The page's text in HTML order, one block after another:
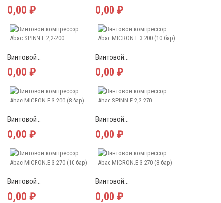
0,00 ₽ 0,00 ₽
Винтовой...
0,00 ₽
Винтовой...
0,00 ₽
Винтовой...
0,00 ₽
Винтовой...
0,00 ₽
Винтовой...
0,00 ₽
Винтовой...
0,00 ₽